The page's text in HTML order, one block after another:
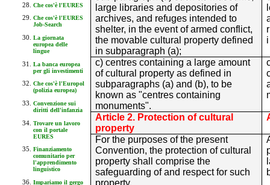
Che cos'è l'EURES
Che cos'è l'EURES
Job-Search
La giornata
europea delle
lingue
La banca europea
per gli investimenti
Che cos'è l'Europol
(polizia europea)
Convenzione sui
diritti dell'infanzia
Trovare un lavoro
con il portale
EURES
Finanziamento
comunitario per
l'apprendimento
linguistico
Impariamo il gergo
large libraries and depositories of
archives, and refuges intended to
shelter, in the event of armed conflict,
the movable cultural property defined
in subparagraph (a);
c) centres containing a large amount
of cultural property as defined in
subparagraphs (a) and (b), to be
known as "centres containing
monuments".
Article 2. Protection of cultural
property
For the purposes of the present
Convention, the protection of cultural
property shall comprise the
safeguarding of and respect for such
property.